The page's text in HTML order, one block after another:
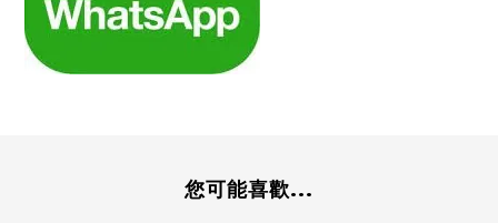
您可能喜歡...